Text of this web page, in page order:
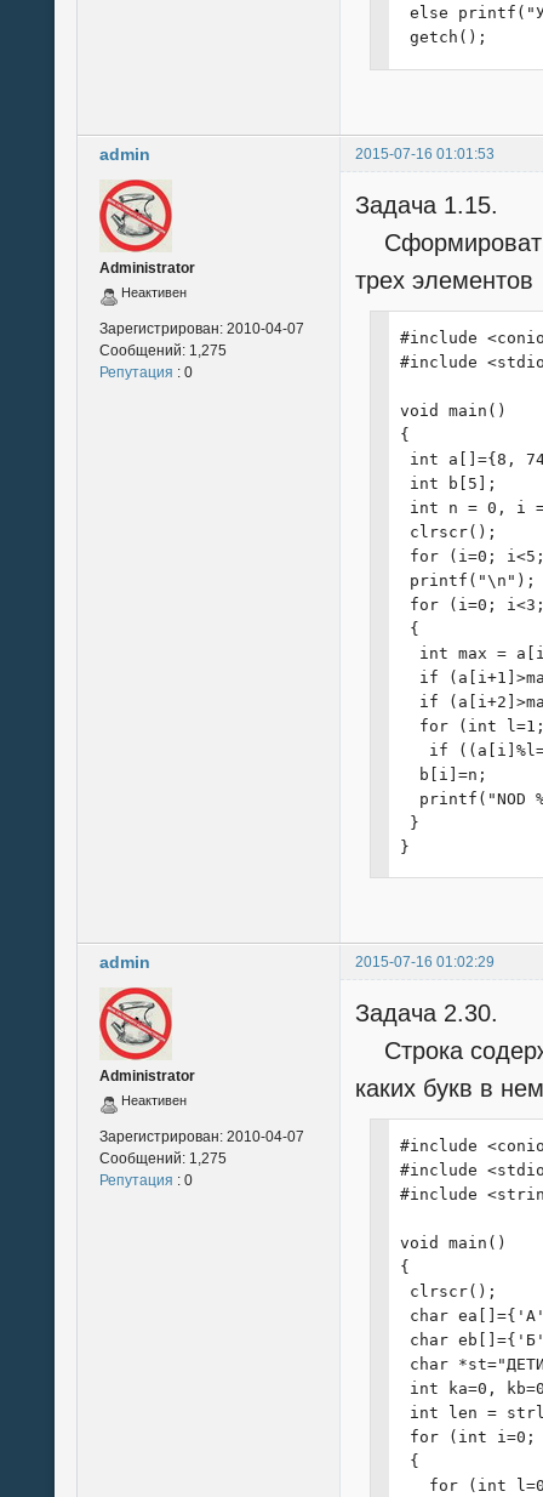
else printf("У
getch();
admin 2015-07-16 01:01:53
Administrator
Неактивен
Зарегистрирован: 2010-04-07
Сообщений: 1,275
Репутация : 0
Задача 1.15.
трех
#include
#include
void main()
{
int a[]={8,
int b[5];
int n = 0, i
clrscr();
for (i=0;
printf("\n");
for (i=0;
{
int max =
if
if
for (int
if
  b[i]=n;
printf("NOD
}
}
admin 2015-07-16 01:02:29
Administrator
Неактивен
Зарегистрирован: 2010-04-07
Сообщений: 1,275
Репутация : 0
Задача 2.30.
Строка
каких букв в
#include
#include
#include
void main()
{
clrscr();
char
char
char
int ka=0,
int len =
for (int i=0;
{
for (int